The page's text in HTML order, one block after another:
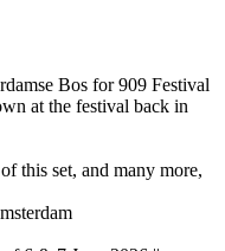
Bos for 909 Festival
at the festival back in
this set, and many more,